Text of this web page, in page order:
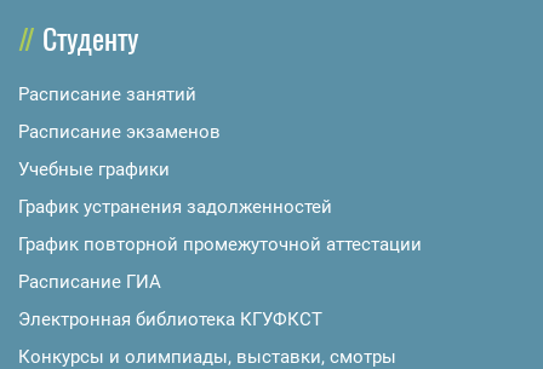
Студенту
Расписание занятий
Расписание экзаменов
Учебные графики
График устранения задолженностей
График повторной промежуточной аттестации
Расписание ГИА
Электронная библиотека КГУФКСТ
Конкурсы и олимпиады, выставки, смотры